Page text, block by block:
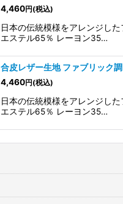
4,460円 (税込)
日本の伝統模様をアレンジし
エステル65％ レーヨン35…
合皮レザー生地 ファブリック調
4,460円 (税込)
日本の伝統模様をアレンジし
エステル65％ レーヨン35…